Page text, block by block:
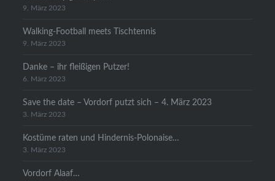
9. März 2023
Walking-Football meets Tischtennis
9. März 2023
Danke – ihr fleißigen Putzer!
6. März 2023
Save the date – Vordorf putzt sich – 4. März 2023
3. März 2023
Kostüme raten und Hindernis-Polonaise…
3. März 2023
Vordorf Alaaf…